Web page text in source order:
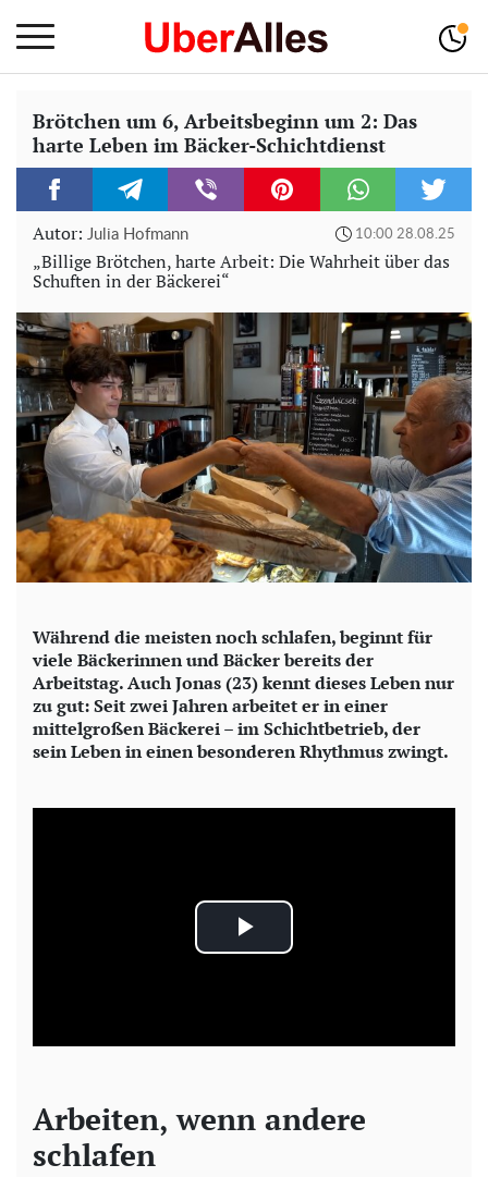
Brötchen um 6, Arbeitsbeginn um 2: Das
harte Leben im Bäcker-Schichtdienst
Autor: Julia Hofmann 10:00 28.08.25
„Billige Brötchen, harte Arbeit: Die Wahrheit über das
Schuften in der Bäckerei“
Während die meisten noch schlafen, beginnt für
viele Bäckerinnen und Bäcker bereits der
Arbeitstag. Auch Jonas (23) kennt dieses Leben nur
zu gut: Seit zwei Jahren arbeitet er in einer
mittelgroßen Bäckerei – im Schichtbetrieb, der
sein Leben in einen besonderen Rhythmus zwingt.
P
a
Arbeiten, wenn andere
schlafen